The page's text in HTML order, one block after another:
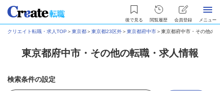
後で見る 閲覧履歴 会員登録 メニュー
クリエイト転職・求人TOP ＞東京都＞東京都23区外＞東京都府中市＞東京都府中市・その他の
東京都府中市・その他の転職・求人情報
検索条件の設定